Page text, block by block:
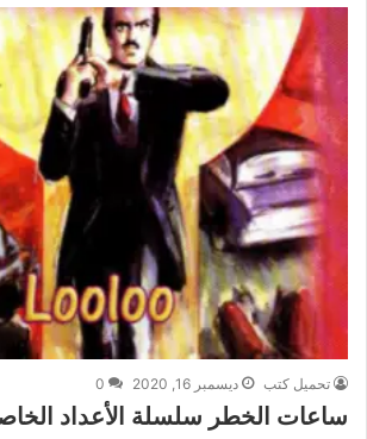
تحميل كتب ديسمبر 16, 2020 0
ساعات الخطر سلسلة الأعداد